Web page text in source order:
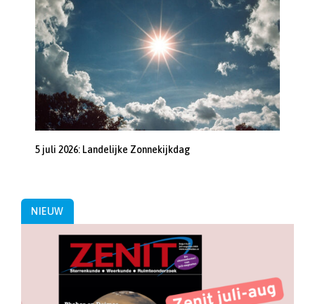
5 juli 2026: Landelijke Zonnekijkdag
NIEUW